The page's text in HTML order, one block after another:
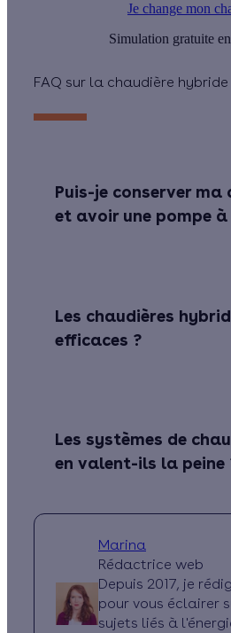
Je change mon
Simulation gratuite
FAQ sur la chaudière hybride
Puis-je conserver ma
et avoir une pompe à
Les chaudières
efficaces ?
Les systèmes de
en valent-ils la peine
Marina
Rédactrice web
Depuis 2017, je
pour vous éclairer
sujets liés à